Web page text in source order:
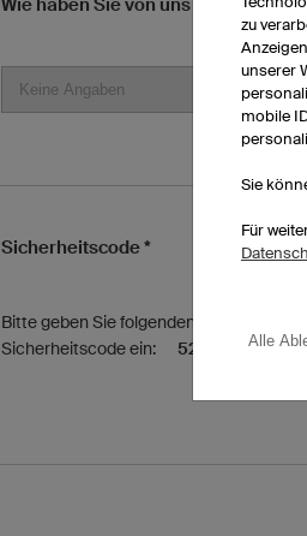
Wie haben Sie von uns erfahren?
Sicherheitscode *
Bitte geben Sie folgenden
Sicherheitscode ein:
5237
zu
unserer
mobile
Sie
Für
Alle